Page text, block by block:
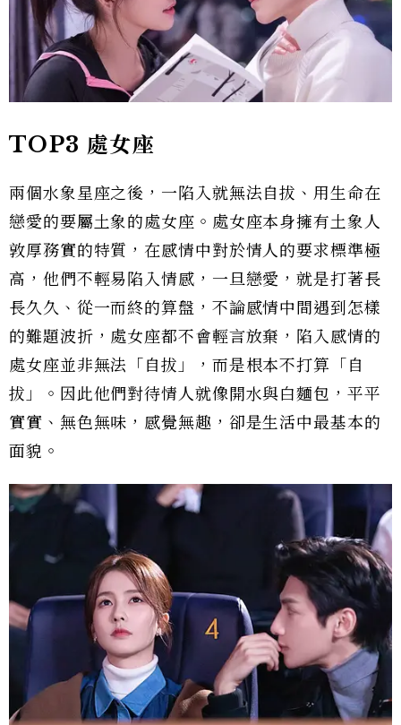
TOP3 處女座
兩個水象星座之後，一陷入就無法自拔、用生命在
戀愛的要屬土象的處女座。處女座本身擁有土象人
敦厚務實的特質，在感情中對於情人的要求標準極
高，他們不輕易陷入情感，一旦戀愛，就是打著長
長久久、從一而終的算盤，不論感情中間遇到怎樣
的難題波折，處女座都不會輕言放棄，陷入感情的
處女座並非無法「自拔」，而是根本不打算「自
拔」。因此他們對待情人就像開水與白麵包，平平
實實、無色無味，感覺無趣，卻是生活中最基本的
面貌。